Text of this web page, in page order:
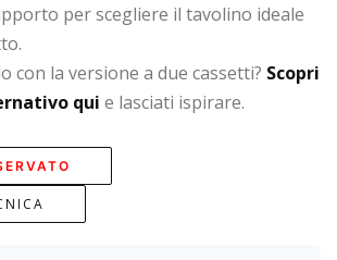
per scegliere il tavolino ideale
con la versione a due cassetti? Scopri
qui e lasciati ispirare.